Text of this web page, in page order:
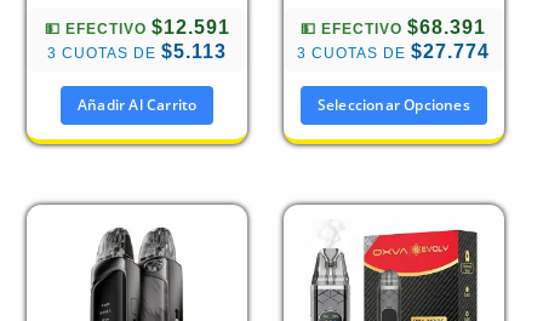
💵 EFECTIVO $12.591
3 CUOTAS DE$5.113
Añadir Al Carrito
💵 EFECTIVO$68.391
3 CUOTAS DE$27.774
Seleccionar Opciones